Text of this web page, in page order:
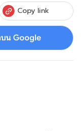
Copy link
บน Google